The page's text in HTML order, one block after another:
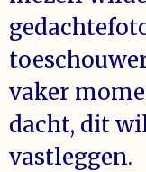
vaker
dacht, dit
vastleggen.